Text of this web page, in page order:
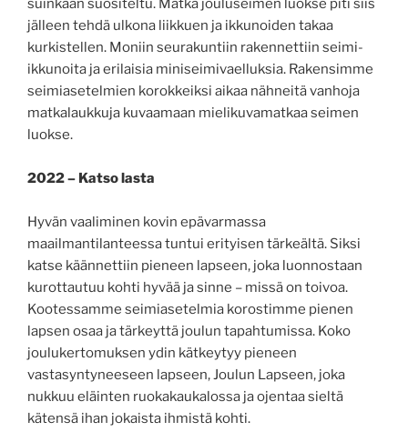
suinkaan suositeltu. Matka jouluseimen luokse piti siis
jälleen tehdä ulkona liikkuen ja ikkunoiden takaa
kurkistellen. Moniin seurakuntiin rakennettiin seimi-
ikkunoita ja erilaisia miniseimivaelluksia. Rakensimme
seimiasetelmien korokkeiksi aikaa nähneitä vanhoja
matkalaukkuja kuvaamaan mielikuvamatkaa seimen
luokse.
2022 – Katso lasta
Hyvän vaaliminen kovin epävarmassa
maailmantilanteessa tuntui erityisen tärkeältä. Siksi
katse käännettiin pieneen lapseen, joka luonnostaan
kurottautuu kohti hyvää ja sinne – missä on toivoa.
Kootessamme seimiasetelmia korostimme pienen
lapsen osaa ja tärkeyttä joulun tapahtumissa. Koko
joulukertomuksen ydin kätkeytyy pieneen
vastasyntyneeseen lapseen, Joulun Lapseen, joka
nukkuu eläinten ruokakaukalossa ja ojentaa sieltä
kätensä ihan jokaista ihmistä kohti.